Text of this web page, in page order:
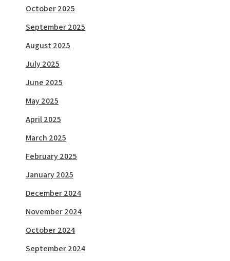
October 2025
September 2025
August 2025
July 2025
June 2025
May 2025
April 2025
March 2025
February 2025
January 2025
December 2024
November 2024
October 2024
September 2024